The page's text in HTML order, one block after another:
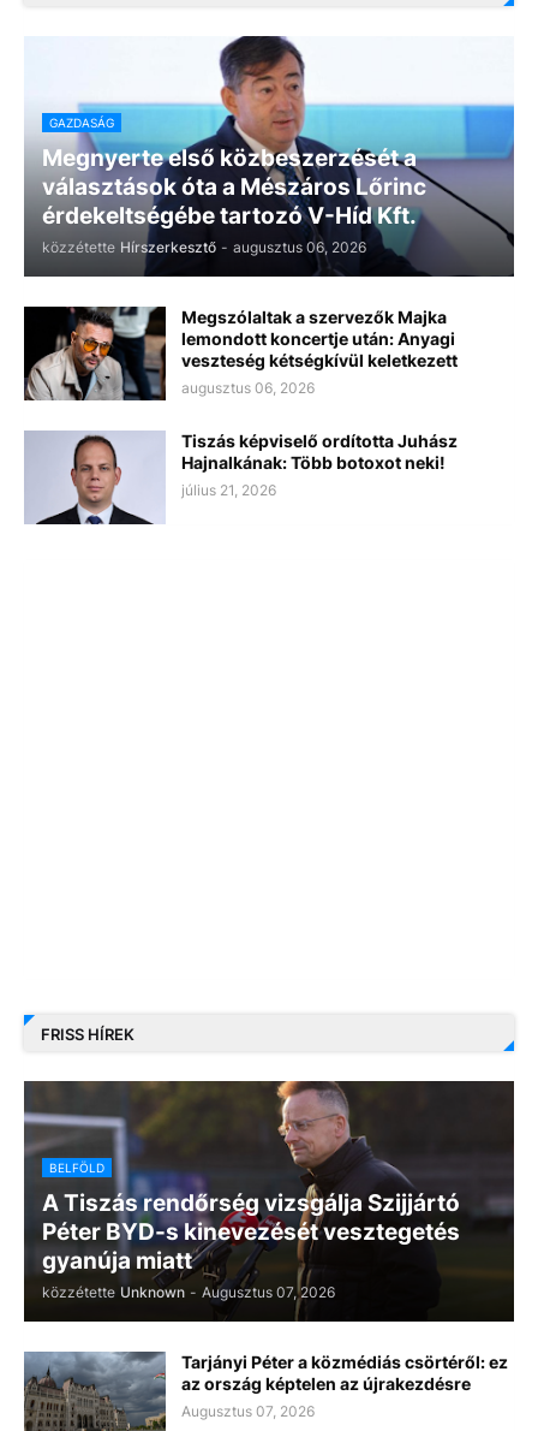
GAZDASÁG
Megnyerte első közbeszerzését a
választások óta a Mészáros Lőrinc
érdekeltségébe tartozó V-Híd Kft.
közzétette Hírszerkesztő - augusztus 06, 2026
Megszólaltak a szervezők Majka
lemondott koncertje után: Anyagi
veszteség kétségkívül keletkezett
augusztus 06, 2026
Tiszás képviselő ordította Juhász
Hajnalkának: Több botoxot neki!
július 21, 2026
FRISS HÍREK
BELFÖLD
A Tiszás rendőrség vizsgálja Szijjártó
Péter BYD-s kinevezését vesztegetés
gyanúja miatt
közzétette Unknown - Augusztus 07, 2026
Tarjányi Péter a közmédiás csörtéről: ez
az ország képtelen az újrakezdésre
Augusztus 07, 2026